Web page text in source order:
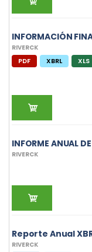
INFORMACIÓN
RIVERCK
PDF XBRL XLS
INFORME ANUAL
RIVERCK
Reporte Anual
RIVERCK